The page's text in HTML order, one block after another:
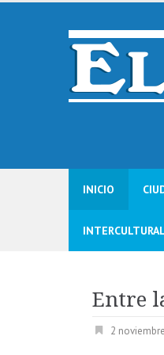
Skip
INICIO
Entre
2